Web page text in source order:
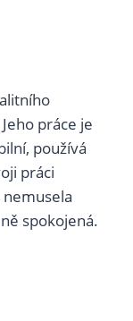
práce je
používá
práci
spokojená.